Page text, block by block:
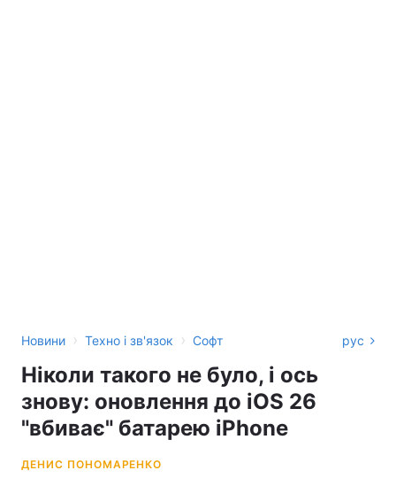
Новини › Техно і зв'язок › Софт рус
Ніколи такого не було, і ось
знову: оновлення до iOS 26
"вбиває" батарею iPhone
ДЕНИС ПОНОМАРЕНКО